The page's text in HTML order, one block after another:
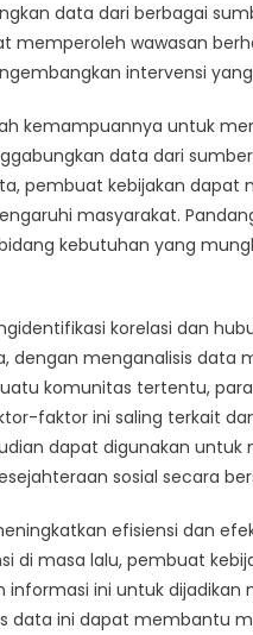
Data
untuk
Kesejahteraan
di
Sulsel
data dari berbagai
memperoleh wawasan
intervensi
kemampuannya untuk
data dari
pembuat kebijakan
masyarakat.
kebutuhan yang
korelasi dan
dengan menganalisis data
komunitas tertentu,
faktor ini saling terkait
dapat digunakan
sosial secara
efisiensi dan
di masa lalu, pembuat
ini untuk
data ini dapat membantu